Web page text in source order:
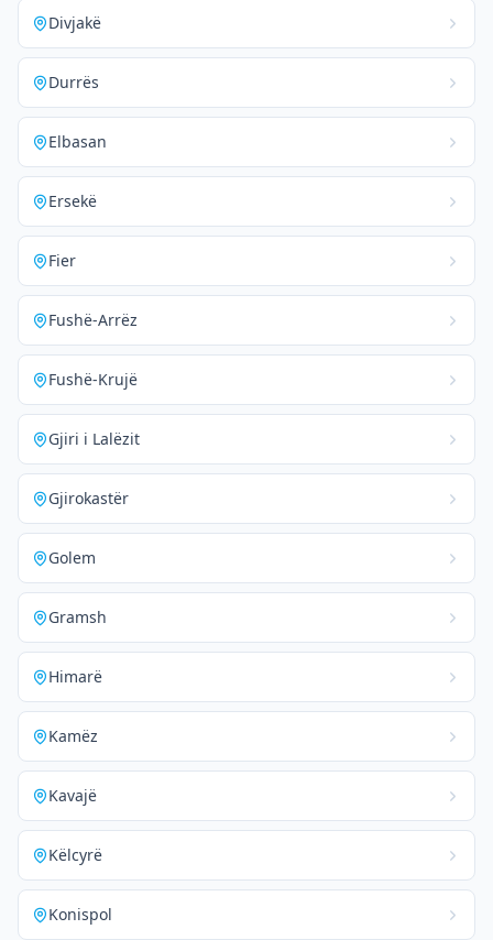
Divjakë
Durrës
Elbasan
Ersekë
Fier
Fushë-Arrëz
Fushë-Krujë
Gjiri i Lalëzit
Gjirokastër
Golem
Gramsh
Himarë
Kamëz
Kavajë
Këlcyrë
Konispol